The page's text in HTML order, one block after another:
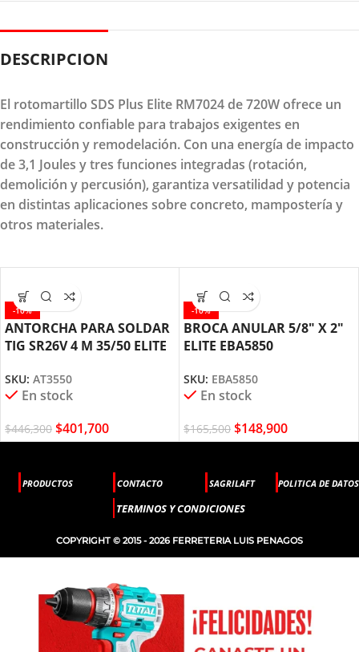
DESCRIPCION
El rotomartillo SDS Plus Elite RM7024 de 720Wofrece un
rendimiento confiable para trabajos exigentes en
construcción y remodelación. Con una energía de impacto
de 3,1 Joules y tres funciones integradas (rotación,
demolición y percusión), garantiza versatilidad y potencia
en distintas aplicaciones sobre concreto, mampostería y
otros materiales.
-10%
ANTORCHA PARA SOLDAR
TIG SR26V 4 M 35/50 ELITE
SKU: AT3550
En stock
$446,300 $401,700
-10%
BROCA ANULAR 5/8″ X 2″
ELITE EBA5850
SKU: EBA5850
En stock
$165,500 $148,900
PRODUCTOS CONTACTO SAGRILAFT POLITICA DE DATOS
TERMINOS Y CONDICIONES
COPYRIGHT © 2015 - 2026 FERRETERIA LUIS PENAGOS